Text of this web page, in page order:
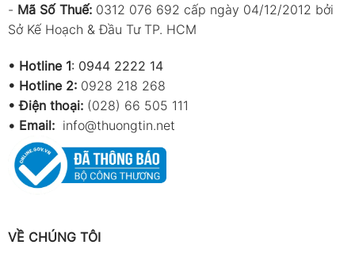
- Mã Số Thuế: 0312 076 692 cấp ngày 04/12/2012 bởi
Sở Kế Hoạch & Đầu Tư TP. HCM
• Hotline 1: 0944 2222 14
• Hotline 2: 0928 218 268
• Điện thoại: (028) 66 505 111
• Email: info@thuongtin.net
VỀ CHÚNG TÔI